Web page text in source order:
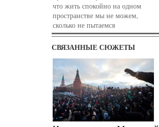
что жить спокойно на одном
пространстве мы не можем,
сколько не пытаемся
СВЯЗАННЫЕ СЮЖЕТЫ